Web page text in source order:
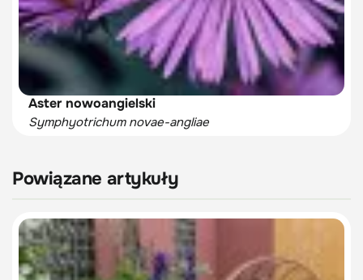
Aster nowoangielski
Symphyotrichum novae-angliae
Powiązane artykuły